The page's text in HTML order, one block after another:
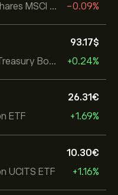
iShares VII PLC - iShares MSCI EMU USD Hedged UCITS ETF
-0.09%
iShares 7-10 Year Treasury Bond ETF
93.17‎$‎
+0.24%
ETF
26.31‎€‎
+1.69%
UCITS ETF
10.30‎€‎
+1.16%